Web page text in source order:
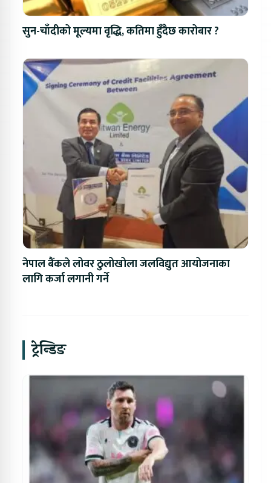
सुन-चाँदीको मूल्यमा वृद्धि, कतिमा हुँदैछ कारोबार ?
नेपाल बैंकले लोवर ठुलोखोला जलविद्युत आयोजनाका
लागि कर्जा लगानी गर्ने
ट्रेन्डिङ